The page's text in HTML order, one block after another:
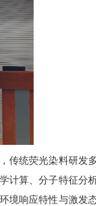
传统荧光染料研发
计算、分子特征分
境响应特性与激发